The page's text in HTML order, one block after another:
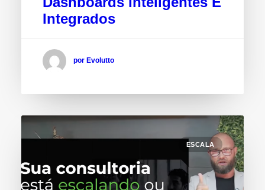
Integrados
por Evolutto
ESCALA